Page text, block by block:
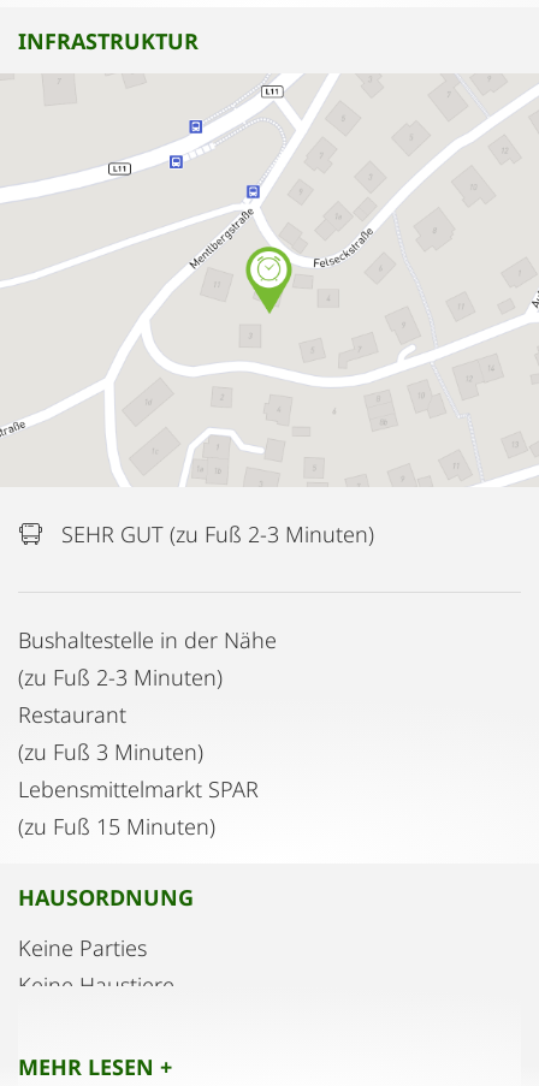
INFRASTRUKTUR
SEHR GUT (zu Fuß 2-3 Minuten)
Bushaltestelle in der Nähe
(zu Fuß 2-3 Minuten)
Restaurant
(zu Fuß 3 Minuten)
Lebensmittelmarkt SPAR
(zu Fuß 15 Minuten)
HAUSORDNUNG
Keine Parties
Keine Haustiere
MEHR LESEN +